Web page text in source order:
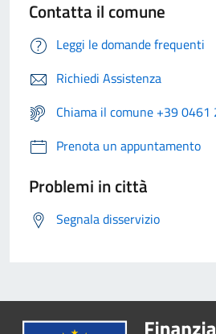
Contatta il comune
Leggi le domande frequenti
Richiedi Assistenza
Chiama il comune +39 0461
Prenota un appuntamento
Problemi in città
Segnala disservizio